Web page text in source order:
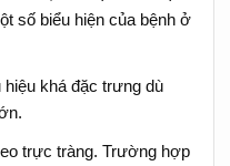
số biểu hiện của bệnh ở
khá đặc trưng dù
trực tràng. Trường hợp